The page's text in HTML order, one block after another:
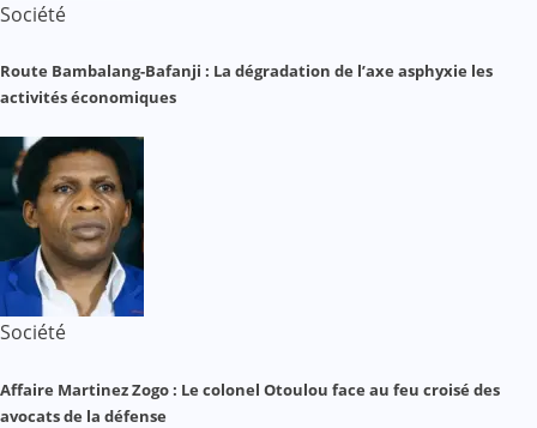
Société
Route Bambalang-Bafanji : La dégradation de l’axe asphyxie les
activités économiques
Société
Affaire Martinez Zogo : Le colonel Otoulou face au feu croisé des
avocats de la défense